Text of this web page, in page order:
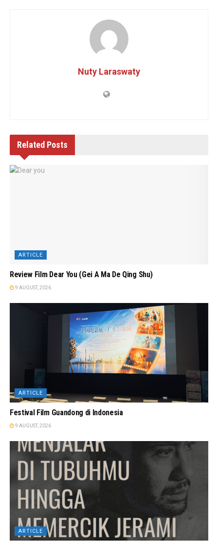
Nuty Laraswaty
Related Posts
ARTICLE
Review Film Dear You (Gei A Ma De Qing Shu)
9 AUGUST, 2026
ARTICLE
Festival Film Guandong di Indonesia
9 AUGUST, 2026
ARTICLE